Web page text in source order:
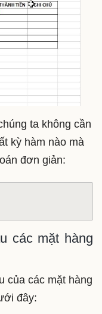
ta không cần
kỳ hàm nào mà
đơn giản:
các mặt hàng
của các mặt hàng
đây: